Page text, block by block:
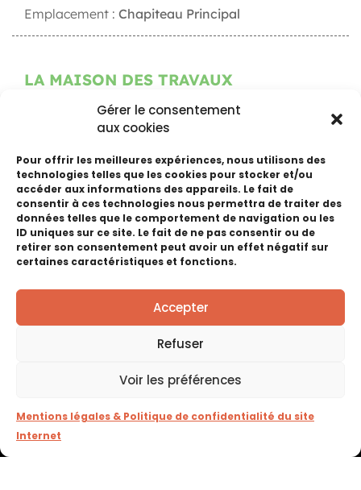
Gérer le consentement
aux cookies
Pour offrir les meilleures expériences, nous utilisons des
technologies telles que les cookies pour stocker et/ou
accéder aux informations des appareils. Le fait de
consentir à ces technologies nous permettra de traiter des
données telles que le comportement de navigation ou les
ID uniques sur ce site. Le fait de ne pas consentir ou de
retirer son consentement peut avoir un effet négatif sur
certaines caractéristiques et fonctions.
Accepter
Refuser
Voir les préférences
Mentions légales & Politique de confidentialité du site
Internet
Emplacement : Chapiteau Principal
LA MAISON DES TRAVAUX
Courtier en travaux
Activités : Courtiers
Stand : G19
Emplacement :Chapiteau Principal
Haute Foire de Pontarlier
RETOUR EN IMAGES
Voir les éditions précédentes